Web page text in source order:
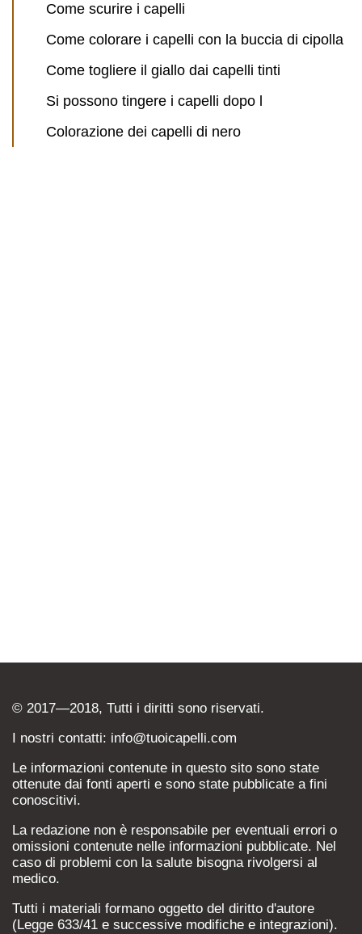
Come scurire i capelli
Come colorare i capelli con la buccia di cipolla
Come togliere il giallo dai capelli tinti
Si possono tingere i capelli dopo l
Colorazione dei capelli di nero
© 2017—2018, Tutti i diritti sono riservati.
I nostri contatti: info@tuoicapelli.com
Le informazioni contenute in questo sito sono state
ottenute dai fonti aperti e sono state pubblicate a fini
conoscitivi.
La redazione non è responsabile per eventuali errori o
omissioni contenute nelle informazioni pubblicate. Nel
caso di problemi con la salute bisogna rivolgersi al
medico.
Tutti i materiali formano oggetto del diritto d'autore
(Legge 633/41 e successive modifiche e integrazioni).